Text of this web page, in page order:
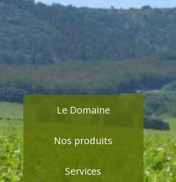
Le Domaine
Nos produits
Services